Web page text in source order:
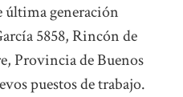
última generación
5858, Rincón de
Provincia de Buenos
puestos de trabajo.